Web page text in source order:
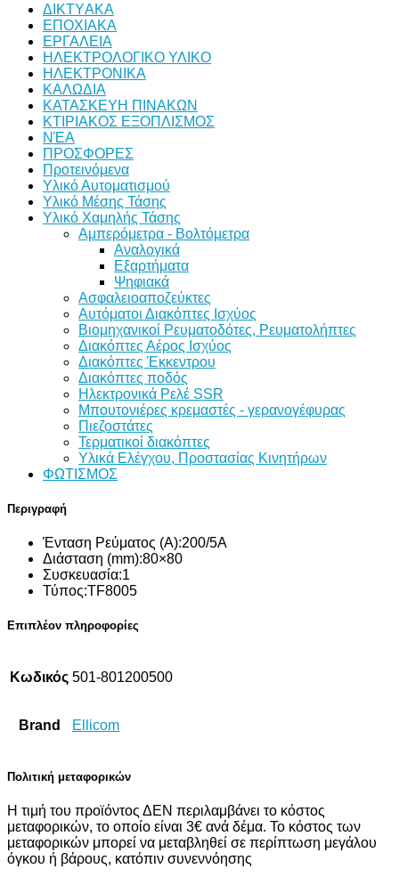
ΔΙKTΥAKA
ΕΠΟΧΙΑΚΑ
ΕΡΓΑΛΕΙΑ
ΗΛΕΚΤΡΟΛΟΓΙΚΟ ΥΛΙΚΟ
ΗΛΕΚΤΡΟΝΙΚΑ
ΚΑΛΩΔΙΑ
ΚΑΤΑΣΚΕΥΗ ΠΙΝΑΚΩΝ
ΚΤΙΡΙΑΚΟΣ ΕΞΟΠΛΙΣΜΟΣ
ΝΈΑ
ΠΡΟΣΦΟΡΕΣ
Προτεινόμενα
Υλικό Αυτοματισμού
Υλικό Μέσης Τάσης
Υλικό Χαμηλής Τάσης
Αμπερόμετρα - Βολτόμετρα
Αναλογικά
Εξαρτήματα
Ψηφιακά
Ασφαλειοαποζεύκτες
Αυτόματοι Διακόπτες Ισχύος
Βιομηχανικοί Ρευματοδότες, Ρευματολήπτες
Διακόπτες Αέρος Ισχύος
Διακόπτες Έκκεντρου
Διακόπτες ποδός
Ηλεκτρονικά Ρελέ SSR
Μπουτονιέρες κρεμαστές - γερανογέφυρας
Πιεζοστάτες
Τερματικοί διακόπτες
Υλικά Ελέγχου, Προστασίας Κινητήρων
ΦΩΤΙΣΜΟΣ
Περιγραφή
Ένταση Ρεύματος (A):200/5A
Διάσταση (mm):80×80
Συσκευασία:1
Τύπος:TF8005
Επιπλέον πληροφορίες
Κωδικός 501-801200500
Brand Ellicom
Πολιτική μεταφορικών
Η τιμή του προϊόντος ΔΕΝ περιλαμβάνει το κόστος
μεταφορικών, το οποίο είναι 3€ ανά δέμα. Το κόστος των
μεταφορικών μπορεί να μεταβληθεί σε περίπτωση μεγάλου
όγκου ή βάρους, κατόπιν συνεννόησης